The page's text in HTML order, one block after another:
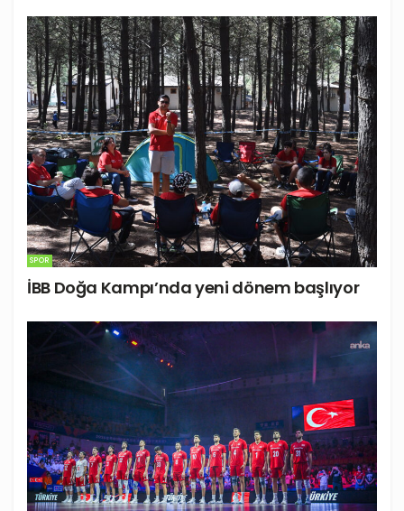
SPOR
İBB Doğa Kampı’nda yeni dönem başlıyor